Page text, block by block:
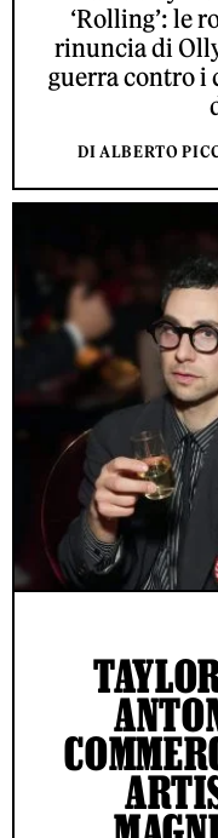
‘Rolling’: le
rinuncia di
guerra contro i
DI ALBERTO